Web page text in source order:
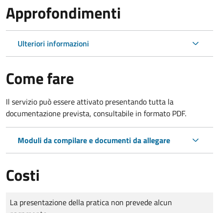
Approfondimenti
Ulteriori informazioni
Come fare
Il servizio può essere attivato presentando tutta la
documentazione prevista, consultabile in formato PDF.
Moduli da compilare e documenti da allegare
Costi
Tipo di pagamento
Importo
La presentazione della pratica non prevede alcun